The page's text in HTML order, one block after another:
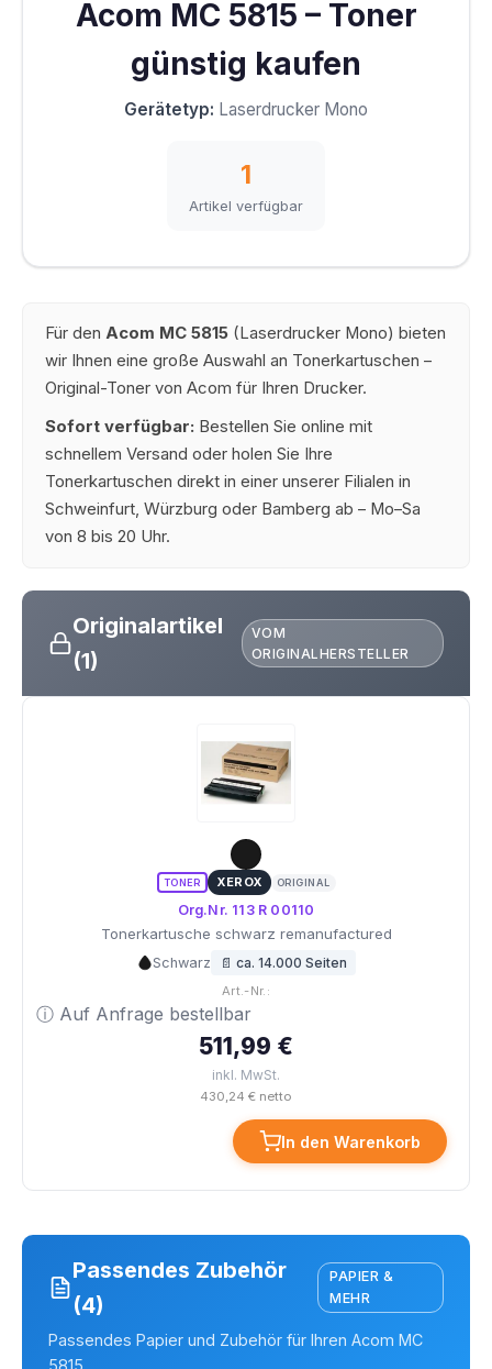
Acom MC 5815 – Toner
günstig kaufen
Gerätetyp: Laserdrucker Mono
1
Artikel verfügbar
Für den Acom MC 5815 (Laserdrucker Mono) bieten
wir Ihnen eine große Auswahl an Tonerkartuschen –
Original-Toner von Acom für Ihren Drucker.
Sofort verfügbar: Bestellen Sie online mit
schnellem Versand oder holen Sie Ihre
Tonerkartuschen direkt in einer unserer Filialen in
Schweinfurt, Würzburg oder Bamberg ab – Mo–Sa
von 8 bis 20 Uhr.
Originalartikel
(1)
VOM
ORIGINALHERSTELLER
TONER XEROX ORIGINAL
Org.Nr. 113 R 00110
Tonerkartusche schwarz remanufactured
Schwarz 📄 ca. 14.000 Seiten
Art.-Nr.:
ⓘ Auf Anfrage bestellbar
511,99 €
inkl. MwSt.
430,24 € netto
In den Warenkorb
Passendes Zubehör
(4)
PAPIER &
MEHR
Passendes Papier und Zubehör für Ihren Acom MC
5815